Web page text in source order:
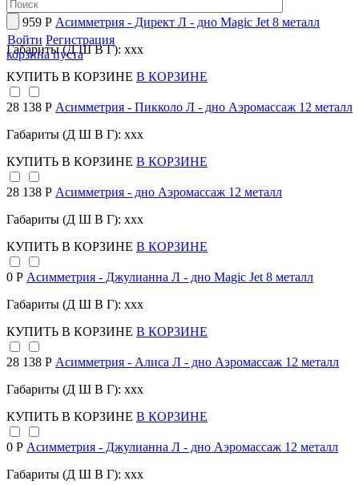
Войти Регистрация
корзина пуста
30 959 Р Асимметрия - Директ Л - дно Magic Jet 8 металл
Габариты (Д Ш В Г): xxx
КУПИТЬ В КОРЗИНЕ В КОРЗИНЕ
28 138 Р Асимметрия - Пикколо Л - дно Аэромассаж 12 металл
Габариты (Д Ш В Г): xxx
КУПИТЬ В КОРЗИНЕ В КОРЗИНЕ
28 138 Р Асимметрия - дно Аэромассаж 12 металл
Габариты (Д Ш В Г): xxx
КУПИТЬ В КОРЗИНЕ В КОРЗИНЕ
0 Р Асимметрия - Джулианна Л - дно Magic Jet 8 металл
Габариты (Д Ш В Г): xxx
КУПИТЬ В КОРЗИНЕ В КОРЗИНЕ
28 138 Р Асимметрия - Алиса Л - дно Аэромассаж 12 металл
Габариты (Д Ш В Г): xxx
КУПИТЬ В КОРЗИНЕ В КОРЗИНЕ
0 Р Асимметрия - Джулианна Л - дно Аэромассаж 12 металл
Габариты (Д Ш В Г): xxx